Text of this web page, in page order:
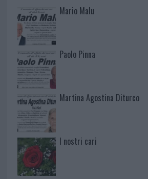
Mario Malu
Paolo Pinna
Martina Agostina Diturco
I nostri cari